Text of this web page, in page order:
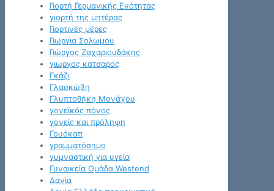
Γιορτή Γερμανικής Ενότητας
γιορτή της μητέρας
Γιορτινές μέρες
Γιωργια Σολωμου
Γιώργος Ζαχαριουδάκης
γιωργος κατσαρος
Γκάζι
Γλασκώβη
Γλυπτοθήκη Μονάχου
γονεϊκός πόνος
γονείς και πρόληψη
Γουόκαπ
γραμματόσημο
γυμναστική για υγεία
Γυναικεία Ομάδα Westend
Δανία